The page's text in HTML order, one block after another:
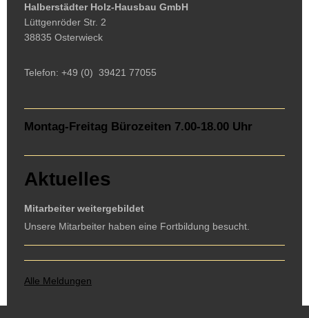
Halberstädter Holz-Hausbau GmbH
Lüttgenröder Str. 2
38835 Osterwieck
Telefon: +49 (0) 39421 77055
Montag-Freitag Bürozeiten 7.00-18.00 Uhr
Aktuelles
Mitarbeiter weitergebildet
Unsere Mitarbeiter haben eine Fortbildung besucht.
Alle Meldungen